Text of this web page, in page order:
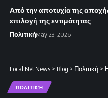
Από την αποτυχία της
επιλογή της εντιμότητας
ΠολιτικήMay 23, 2026
Local Net News > Blog > Πολιτική >
ΠΟΛΙΤΙΚΉ